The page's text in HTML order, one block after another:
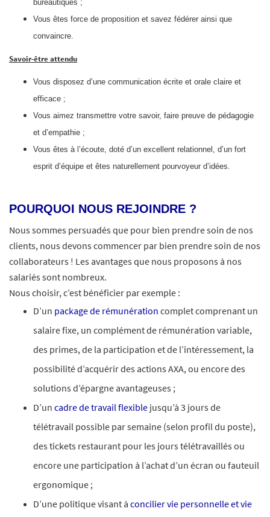
bureautiques ;
Vous êtes force de proposition et savez fédérer ainsi que
convaincre.
Savoir‑être attendu
Vous disposez d’une communication écrite et orale claire et
efficace ;
Vous aimez transmettre votre savoir, faire preuve de pédagogie
et d’empathie ;
Vous êtes à l’écoute, doté d’un excellent relationnel, d’un fort
esprit d’équipe et êtes naturellement pourvoyeur d’idées.
POURQUOI NOUS REJOINDRE ?
Nous sommes persuadés que pour bien prendre soin de nos
clients, nous devons commencer par bien prendre soin de nos
collaborateurs ! Les avantages que nous proposons à nos
salariés sont nombreux.​
Nous choisir, c’est bénéficier par exemple :
D’un package de rémunération complet comprenant un
salaire fixe, un complément de rémunération variable,
des primes, de la participation et de l’intéressement, la
possibilité d’acquérir des actions AXA, ou encore des
solutions d’épargne avantageuses ;
D’un cadre de travail flexible jusqu’à 3 jours de
télétravail possible par semaine (selon profil du poste),
des tickets restaurant pour les jours télétravaillés ou
encore une participation à l’achat d’un écran ou fauteuil
ergonomique ;​
D’une politique visant à concilier vie personnelle et vie